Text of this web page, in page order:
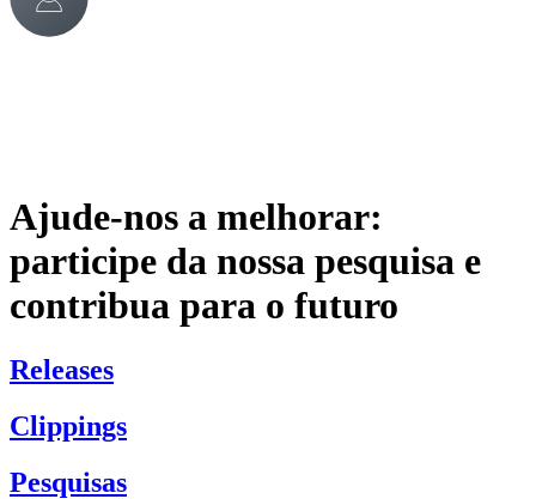
Ajude-nos a melhorar:
participe da nossa pesquisa e
contribua para o futuro
Releases
Clippings
Pesquisas